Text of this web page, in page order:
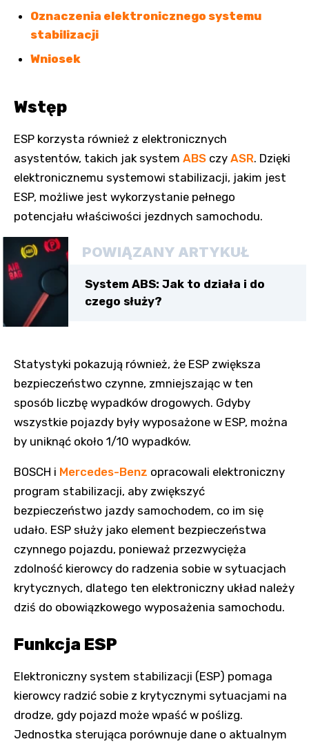
Oznaczenia elektronicznego systemu
stabilizacji
Wniosek
Wstęp
ESP korzysta również z elektronicznych
asystentów, takich jak system ABS czy ASR. Dzięki
elektronicznemu systemowi stabilizacji, jakim jest
ESP, możliwe jest wykorzystanie pełnego
potencjału właściwości jezdnych samochodu.
POWIĄZANY ARTYKUŁ
System ABS: Jak to działa i do
czego służy?
Statystyki pokazują również, że ESP zwiększa
bezpieczeństwo czynne, zmniejszając w ten
sposób liczbę wypadków drogowych. Gdyby
wszystkie pojazdy były wyposażone w ESP, można
by uniknąć około 1/10 wypadków.
BOSCH i Mercedes-Benz opracowali elektroniczny
program stabilizacji, aby zwiększyć
bezpieczeństwo jazdy samochodem, co im się
udało. ESP służy jako element bezpieczeństwa
czynnego pojazdu, ponieważ przezwycięża
zdolność kierowcy do radzenia sobie w sytuacjach
krytycznych, dlatego ten elektroniczny układ należy
dziś do obowiązkowego wyposażenia samochodu.
Funkcja ESP
Elektroniczny system stabilizacji (ESP) pomaga
kierowcy radzić sobie z krytycznymi sytuacjami na
drodze, gdy pojazd może wpaść w poślizg.
Jednostka sterująca porównuje dane o aktualnym